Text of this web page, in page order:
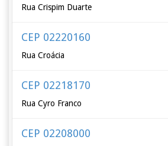
Rua Crispim Duarte
CEP 02220160
Rua Croácia
CEP 02218170
Rua Cyro Franco
CEP 02208000